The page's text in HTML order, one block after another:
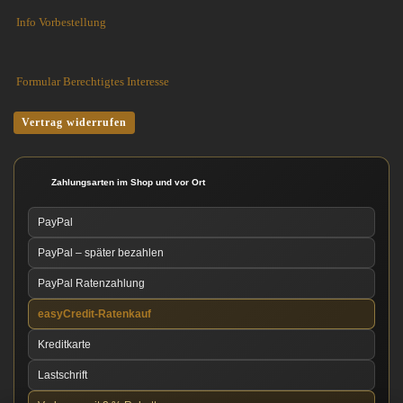
Info Vorbestellung
Formular Berechtigtes Interesse
Vertrag widerrufen
Zahlungsarten im Shop und vor Ort
PayPal
PayPal – später bezahlen
PayPal Ratenzahlung
easyCredit-Ratenkauf
Kreditkarte
Lastschrift